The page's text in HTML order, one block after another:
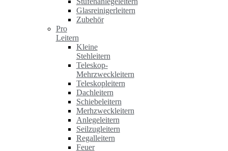
Glasreinigerleitern
Zubehör
Pro
Leitern
Kleine
Stehleitern
Teleskop-
Mehrzweckleitern
Teleskopleitern
Dachleitern
Schiebeleitern
Merhzweckleitern
Anlegeleitern
Seilzugleitern
Regalleitern
Feuer